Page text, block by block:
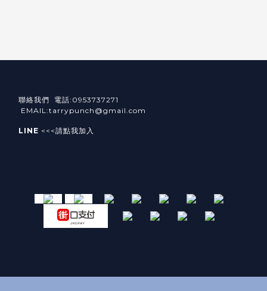
聯絡我們 電話:0953737271
EMAIL:tarrypunch@gmail.com
LINE <<<請點我加入